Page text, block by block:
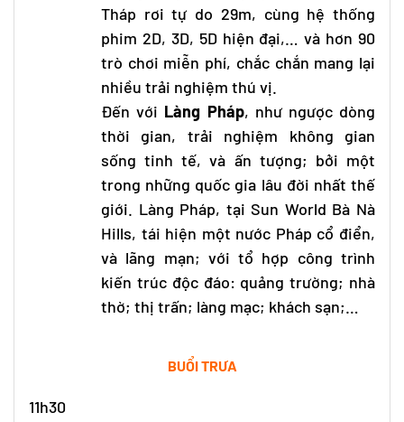
Tháp rơi tự do 29m, cùng hệ thống
phim 2D, 3D, 5D hiện đại,… và hơn 90
trò chơi miễn phí, chắc chắn mang lại
nhiều trải nghiệm thú vị.
Đến với Làng Pháp, như ngược dòng
thời gian, trải nghiệm không gian
sống tinh tế, và ấn tượng; bởi một
trong những quốc gia lâu đời nhất thế
giới. Làng Pháp, tại Sun World Bà Nà
Hills, tái hiện một nước Pháp cổ điển,
và lãng mạn; với tổ hợp công trình
kiến trúc độc đáo: quảng trường; nhà
thờ; thị trấn; làng mạc; khách sạn;…
BUỔI TRƯA
11h30